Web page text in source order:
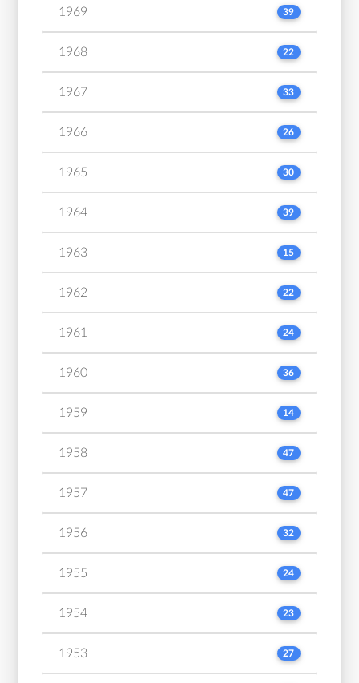
1969 39
1968 22
1967 33
1966 26
1965 30
1964 39
1963 15
1962 22
1961 24
1960 36
1959 14
1958 47
1957 47
1956 32
1955 24
1954 23
1953 27